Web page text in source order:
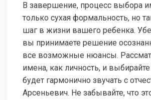
В завершение, процесс выбора
только сухая формальность, но
шаг в жизни вашего ребенка.
вы принимаете решение
все возможные нюансы.
имена, как личность, и выбирайте
будет гармонично звучать с
Арсеньевич. Не забывайте, что